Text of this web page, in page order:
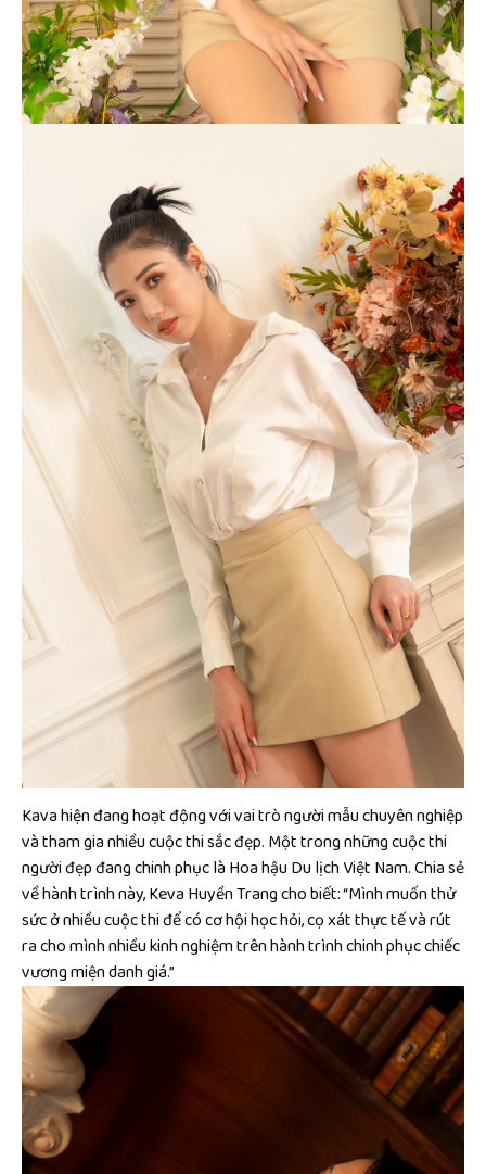
Kava hiện đang hoạt động với vai trò người mẫu chuyên nghiệp
và tham gia nhiều cuộc thi sắc đẹp. Một trong những cuộc thi
người đẹp đang chinh phục là Hoa hậu Du lịch Việt Nam. Chia sẻ
về hành trình này, Keva Huyền Trang cho biết: “Mình muốn thử
sức ở nhiều cuộc thi để có cơ hội học hỏi, cọ xát thực tế và rút
ra cho mình nhiều kinh nghiệm trên hành trình chinh phục chiếc
vương miện danh giá.”